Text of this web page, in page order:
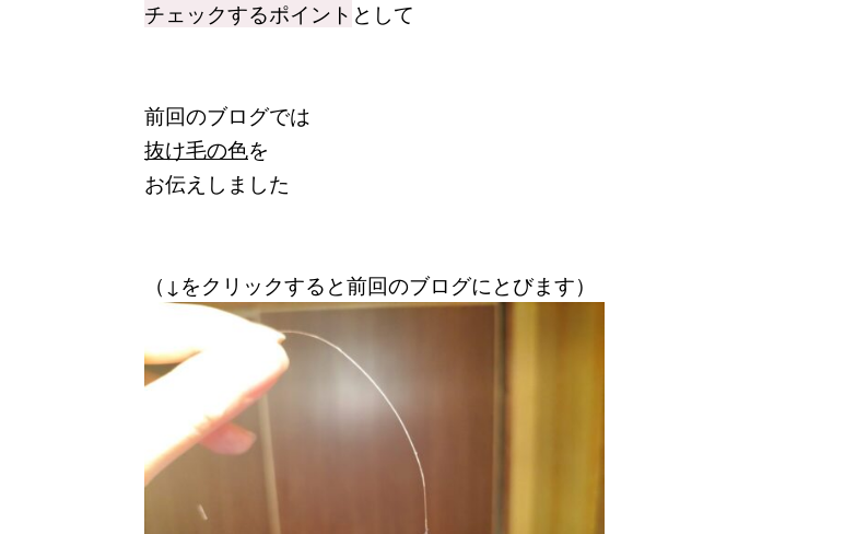
チェックするポイント として
前回のブログでは
抜け毛の色を
お伝えしました
（↓をクリックすると前回のブログにとびます）